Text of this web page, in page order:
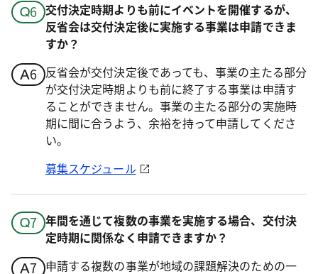
交付決定時期よりも前にイベントを開催するが、
反省会は交付決定後に実施する事業は申請できま
すか？
反省会が交付決定後であっても、事業の主たる部分
が交付決定時期よりも前に終了する事業は申請す
ることができません。事業の主たる部分の実施時
期に間に合うよう、余裕を持って申請してくださ
い。
募集スケジュール
年間を通じて複数の事業を実施する場合、交付決
定時期に関係なく申請できますか？
申請する複数の事業が地域の課題解決のための一